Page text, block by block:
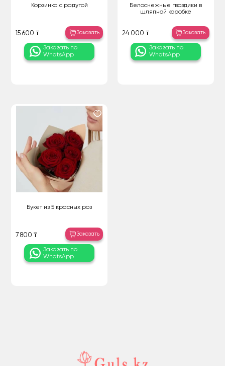
Корзинка с радугой
15 600 ₸ Заказать
Заказать по
WhatsApp
Белоснежные гвоздики в
шляпной коробке
24 000 ₸ Заказать
Заказать по
WhatsApp
Букет из 5 красных роз
7 800 ₸ Заказать
Заказать по
WhatsApp